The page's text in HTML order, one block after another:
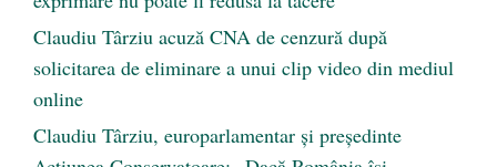
Claudiu Târziu acuză CNA de cenzură după
solicitarea de eliminare a unui clip video din mediul
online
Claudiu Târziu, europarlamentar și președinte